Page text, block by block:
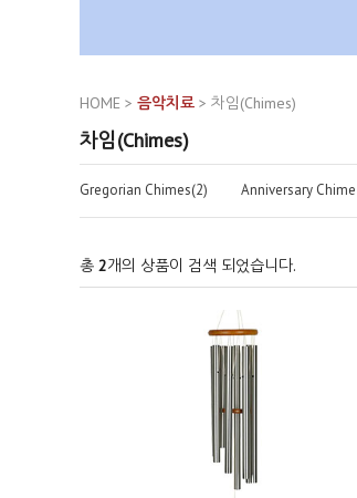
HOME > 음악치료 > 차임(Chimes)
차임(Chimes)
Gregorian Chimes(2) Anniversary Chime
총 2개의 상품이 검색 되었습니다.